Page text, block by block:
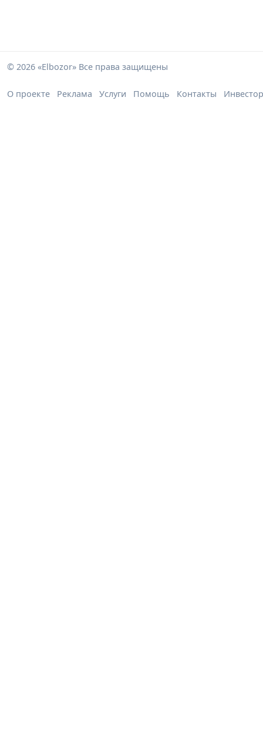
© 2026 «Elbozor» Все права защищены
О проекте Реклама Услуги Помощь Контакты